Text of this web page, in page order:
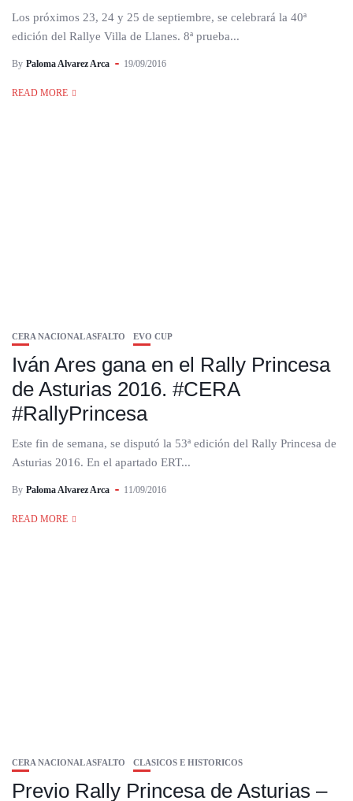
Los próximos 23, 24 y 25 de septiembre, se celebrará la 40ª
edición del Rallye Villa de Llanes. 8ª prueba...
By Paloma Alvarez Arca 19/09/2016
READ MORE
CERA NACIONAL ASFALTO EVO CUP
Iván Ares gana en el Rally Princesa
de Asturias 2016. #CERA
#RallyPrincesa
Este fin de semana, se disputó la 53ª edición del Rally Princesa de
Asturias 2016. En el apartado ERT...
By Paloma Alvarez Arca 11/09/2016
READ MORE
CERA NACIONAL ASFALTO CLASICOS E HISTORICOS
Previo Rally Princesa de Asturias –